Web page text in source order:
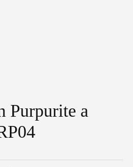
Purpurite a